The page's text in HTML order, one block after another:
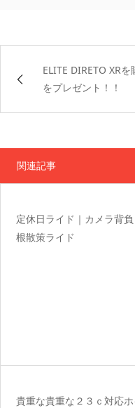
ELITE DIRETO XR
をプレゼント！！
関連記事
定休日ライド｜カメラ背
根散策ライド
貴重な貴重な２３ｃ対応